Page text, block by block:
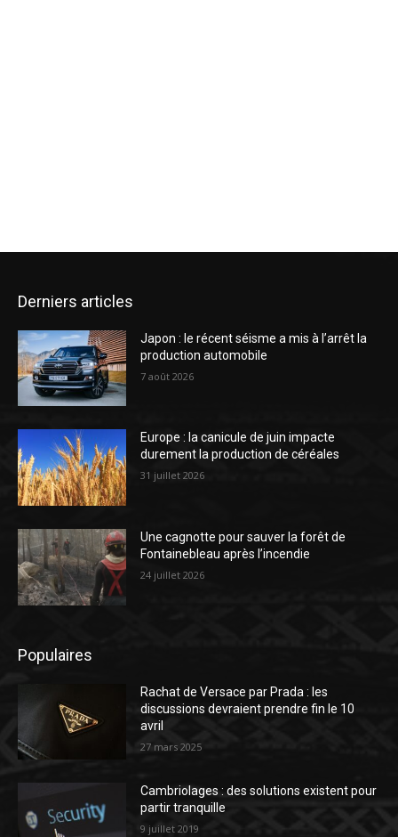
Derniers articles
Japon : le récent séisme a mis à l’arrêt la
production automobile
7 août 2026
Europe : la canicule de juin impacte
durement la production de céréales
31 juillet 2026
Une cagnotte pour sauver la forêt de
Fontainebleau après l’incendie
24 juillet 2026
Populaires
Rachat de Versace par Prada : les
discussions devraient prendre fin le 10
avril
27 mars 2025
Cambriolages : des solutions existent pour
partir tranquille
9 juillet 2019